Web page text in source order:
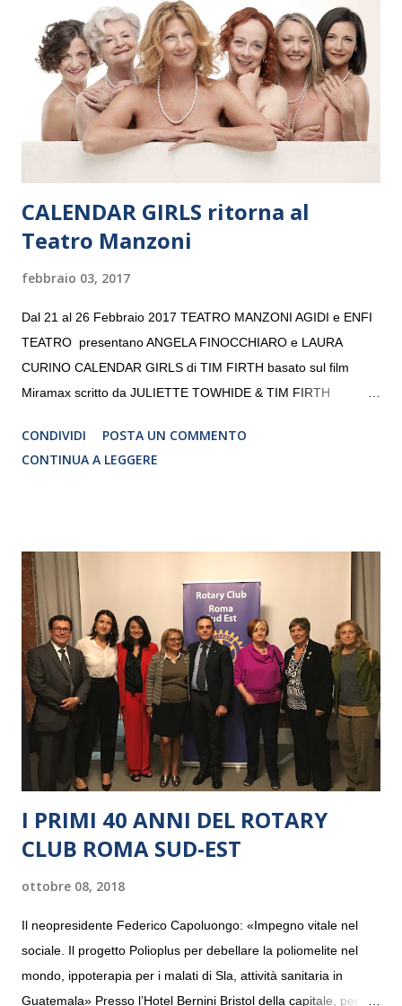
“Settembre dell’Accademia” dove si esibirà per il secondo anno
consecutivo. Il pubblico milanese avrà il piacere di applaudire i
giovani artisti della Baltic Sea Youth Philharmonic per la quarta
volta. L’orchestra, fondata nel 2008 da Kristjan Järvi (affiancato
da un prestigioso consiglio di consulent...
CALENDAR GIRLS ritorna al
Teatro Manzoni
febbraio 03, 2017
Dal 21 al 26 Febbraio 2017 TEATRO MANZONI AGIDI e ENFI
TEATRO presentano ANGELA FINOCCHIARO e LAURA
CURINO CALENDAR GIRLS di TIM FIRTH basato sul film
Miramax scritto da JULIETTE TOWHIDE & TIM FIRTH
CRISTINA PEZZOLI
CONDIVIDI
POSTA UN COMMENTO
CONTINUA A LEGGERE
I PRIMI 40 ANNI DEL ROTARY
CLUB ROMA SUD-EST
ottobre 08, 2018
Il neopresidente Federico Capoluongo: «Impegno vitale nel
sociale. Il progetto Polioplus per debellare la poliomelite nel
mondo, ippoterapia per i malati di Sla, attività sanitaria in
Guatemala» Presso l’Hotel Bernini Bristol della capitale, per la